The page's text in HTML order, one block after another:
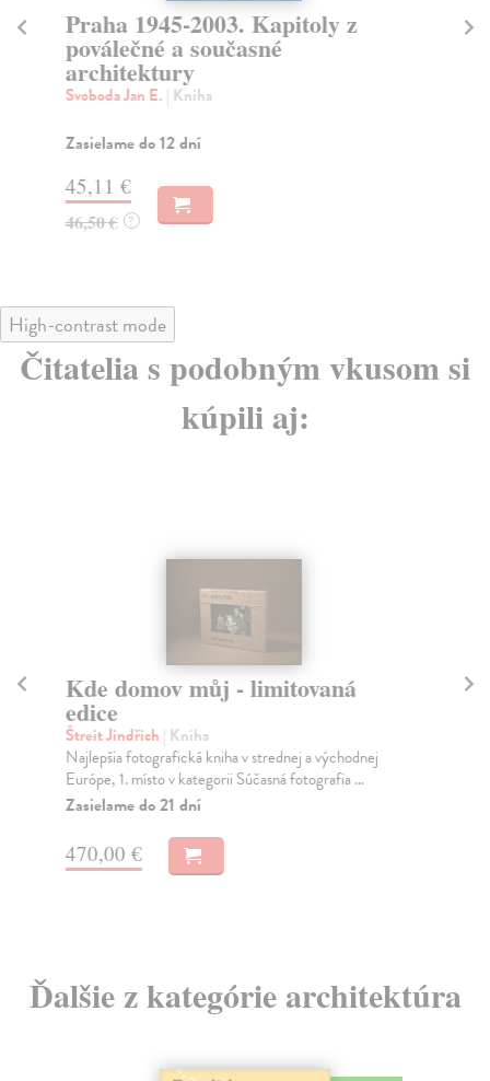
Praha 1945-2003. Kapitoly z
poválečné a současné
architektury
Svoboda Jan E. | Kniha
Zasielame do 12 dní
45,11 €
46,50 € ?
High-contrast mode
Čitatelia s podobným vkusom si
kúpili aj:
Kde domov můj - limitovaná
edice
Štreit Jindřich | Kniha
Najlepšia fotografická kniha v strednej a východnej
Európe, 1. místo v kategorii Súčasná fotografia ...
Zasielame do 21 dní
470,00 €
Ďalšie z kategórie architektúra